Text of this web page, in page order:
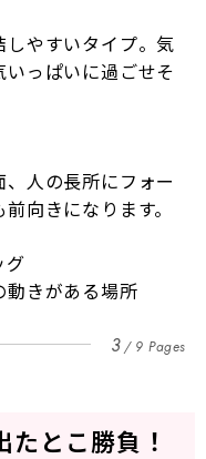
やすいタイプ。気
っぱいに過ごせそ
人の長所にフォー
向きになります。
グ
動きがある場所
3 9 Pages
とこ勝負！